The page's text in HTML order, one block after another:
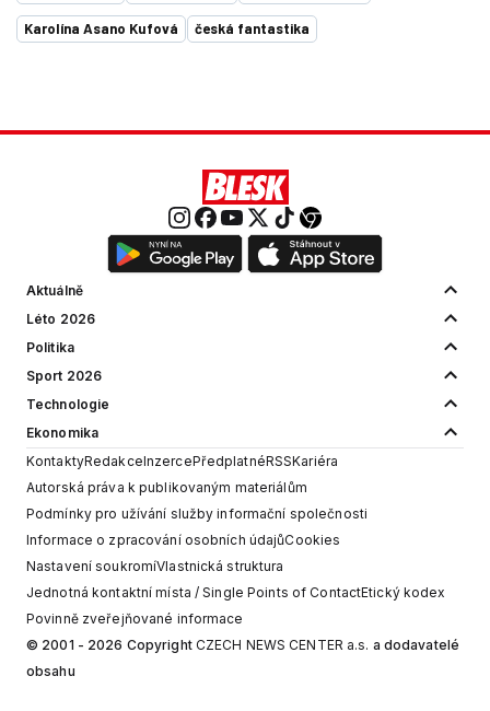
Karolína Asano Kufová česká fantastika
Aktuálně
Léto 2026
Politika
Sport 2026
Technologie
Ekonomika
KontaktyRedakceInzercePředplatnéRSSKariéra
Autorská práva k publikovaným materiálům
Podmínky pro užívání služby informační společnosti
Informace o zpracování osobních údajůCookies
Nastavení soukromíVlastnická struktura
Jednotná kontaktní místa / Single Points of ContactEtický kodex
Povinně zveřejňované informace
© 2001 - 2026 Copyright CZECH NEWS CENTER a.s. a dodavatelé
obsahu